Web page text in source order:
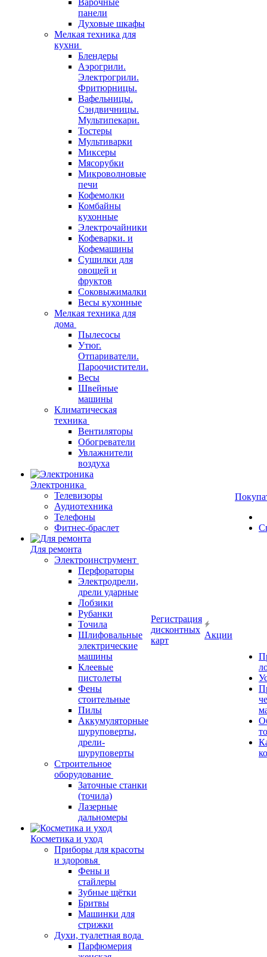
Варочные
панели
Духовые шкафы
Мелкая техника для
кухни
Блендеры
Аэрогрили.
Электрогрили.
Фритюрницы.
Вафельницы.
Сэндвичницы.
Мультипекари.
Тостеры
Мультиварки
Миксеры
Мясорубки
Микроволновые
печи
Кофемолки
Комбайны
кухонные
Электрочайники
Кофеварки. и
Кофемашины
Сушилки для
овощей и
фруктов
Соковыжималки
Весы кухонные
Мелкая техника для
дома
Пылесосы
Утюг.
Отпариватели.
Пароочистители.
Весы
Швейные
машины
Климатическая
техника
Вентиляторы
Обогреватели
Увлажнители
воздуха
Электроника
Телевизоры
Аудиотехника
Телефоны
Фитнес-браслет
Для ремонта
Электроинструмент
Перфораторы
Электродрели,
дрели ударные
Лобзики
Рубанки
Точила
Шлифовальные
электрические
машины
Клеевые
пистолеты
Фены
стоительные
Пилы
Аккумуляторные
шуруповерты,
дрели-
шуруповерты
Строительное
оборудование
Заточные станки
(точила)
Лазерные
дальномеры
Косметика и уход
Приборы для красоты
и здоровья
Фены и
стайлеры
Зубные щётки
Бритвы
Машинки для
стрижки
Духи, туалетная вода
Парфюмерия
Регистрация
дисконтных
карт
Акции